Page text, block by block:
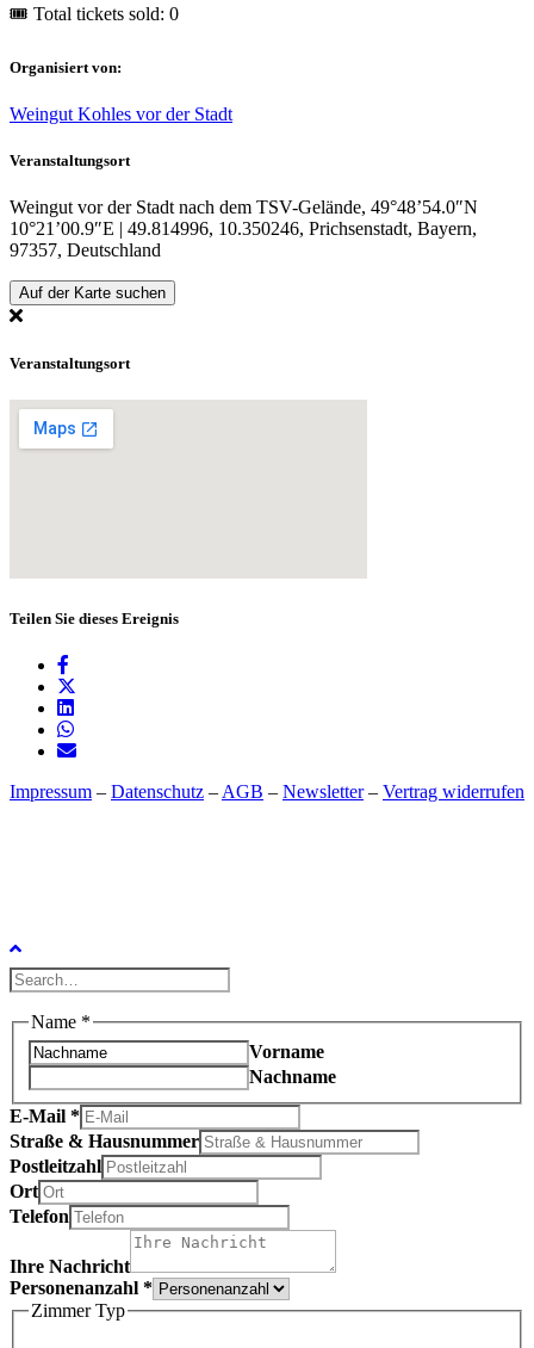
🎟 Total tickets sold: 0
Organisiert von:
Weingut Kohles vor der Stadt
Veranstaltungsort
Weingut vor der Stadt nach dem TSV-Gelände, 49°48’54.0″N
10°21’00.9″E | 49.814996, 10.350246, Prichsenstadt, Bayern,
97357, Deutschland
Auf der Karte suchen
Veranstaltungsort
Teilen Sie dieses Ereignis
Impressum – Datenschutz – AGB – Newsletter– Vertrag widerrufen
Name *
Vorname
Nachname
E-Mail *
Straße & Hausnummer
Postleitzahl
Ort
Telefon
Ihre Nachricht
Personenanzahl *
Zimmer Typ